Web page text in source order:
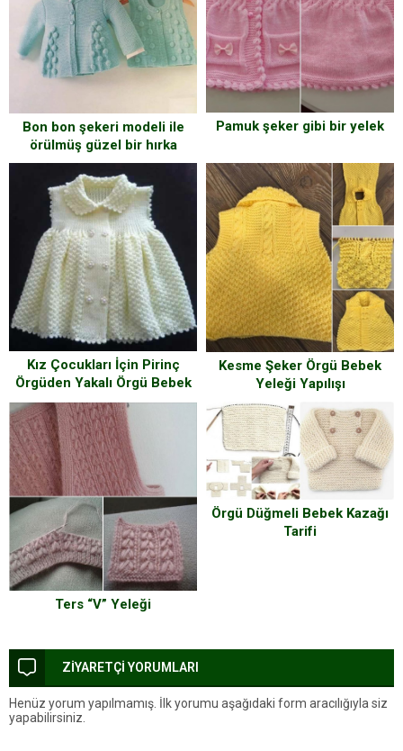
Bon bon şekeri modeli ile
örülmüş güzel bir hırka
modeli..
Pamuk şeker gibi bir yelek
Kız Çocukları İçin Pirinç
Örgüden Yakalı Örgü Bebek
Elbisesi Modeli
Kesme Şeker Örgü Bebek
Yeleği Yapılışı
Ters “V” Yeleği
Örgü Düğmeli Bebek Kazağı
Tarifi
ZİYARETÇİ YORUMLARI
Henüz yorum yapılmamış. İlk yorumu aşağıdaki form aracılığıyla siz
yapabilirsiniz.